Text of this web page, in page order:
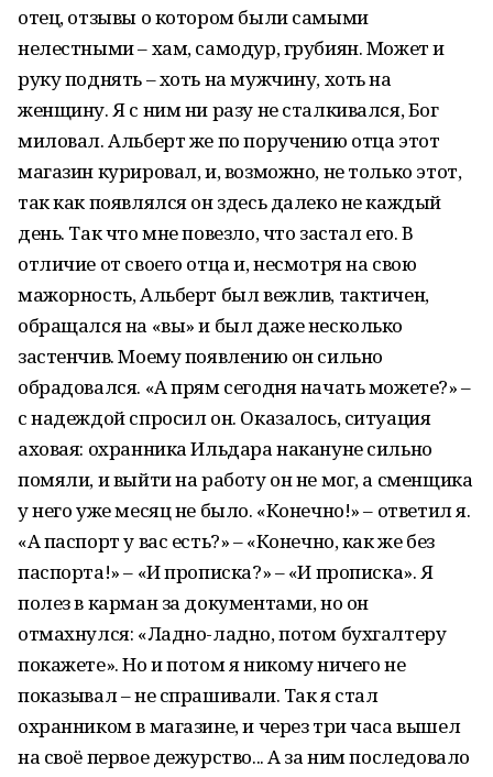
отец, отзывы о котором были самыми
нелестными – хам, самодур, грубиян. Может и
руку поднять – хоть на мужчину, хоть на
женщину. Я с ним ни разу не сталкивался, Бог
миловал. Альберт же по поручению отца этот
магазин курировал, и, возможно, не только этот,
так как появлялся он здесь далеко не каждый
день. Так что мне повезло, что застал его. В
отличие от своего отца и, несмотря на свою
мажорность, Альберт был вежлив, тактичен,
обращался на «вы» и был даже несколько
застенчив. Моему появлению он сильно
обрадовался. «А прям сегодня начать можете?» –
с надеждой спросил он. Оказалось, ситуация
аховая: охранника Ильдара накануне сильно
помяли, и выйти на работу он не мог, а сменщика
у него уже месяц не было. «Конечно!» – ответил я.
«А паспорт у вас есть?» – «Конечно, как же без
паспорта!» – «И прописка?» – «И прописка». Я
полез в карман за документами, но он
отмахнулся: «Ладно-ладно, потом бухгалтеру
покажете». Но и потом я никому ничего не
показывал – не спрашивали. Так я стал
охранником в магазине, и через три часа вышел
на своё первое дежурство... А за ним последовало